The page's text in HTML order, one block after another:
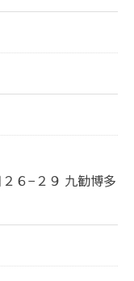
６−２９ 九勧博多